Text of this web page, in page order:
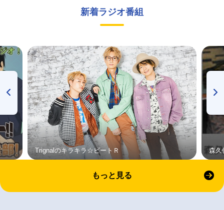
新着ラジオ番組
Trignalのキラキラ☆ビートＲ 森久
もっと見る